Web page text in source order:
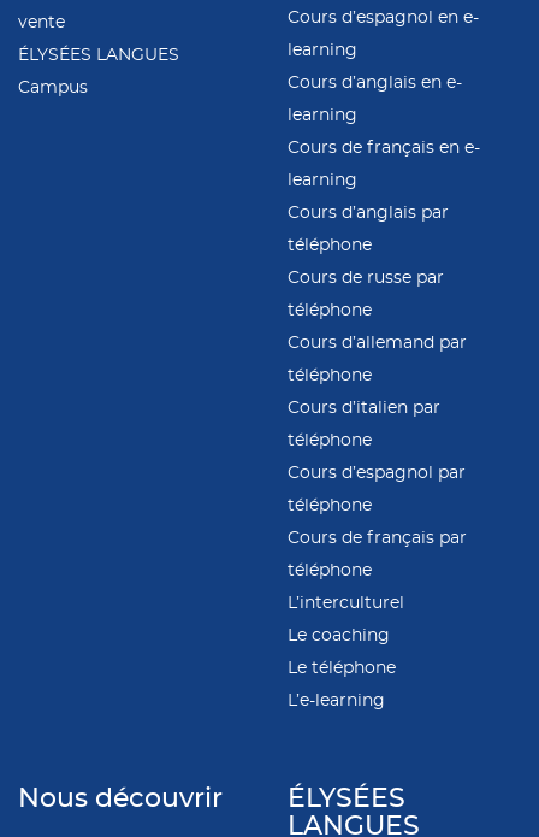
vente
ÉLYSÉES LANGUES
Campus
Cours d’espagnol en e-
learning
Cours d’anglais en e-
learning
Cours de français en e-
learning
Cours d’anglais par
téléphone
Cours de russe par
téléphone
Cours d’allemand par
téléphone
Cours d’italien par
téléphone
Cours d’espagnol par
téléphone
Cours de français par
téléphone
L’interculturel
Le coaching
Le téléphone
L’e-learning
Nous découvrir
ÉLYSÉES
LANGUES